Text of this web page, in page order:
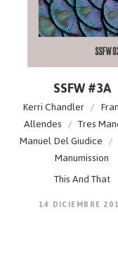
SSFW #3A
Kerri Chandler /
Allendes / Tres
Manuel Del Giudice /
Manumission
This And That
14 DICIEMBRE